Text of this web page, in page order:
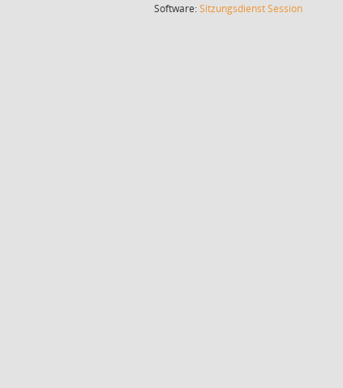
Software:SitzungsdienstSession(Wird in